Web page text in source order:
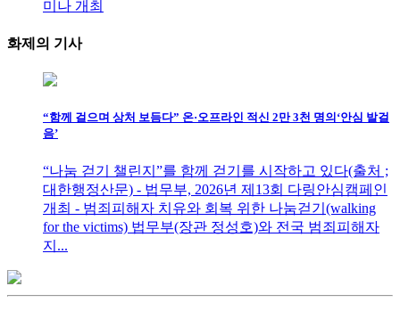
미나 개최
화제의 기사
“함께 걸으며 상처 보듬다” 온·오프라인 적신 2만 3천 명의‘안심 발걸
음’
“나눔 걷기 챌린지”를 함께 걷기를 시작하고 있다(출처 ;
대한행정산문) - 법무부, 2026년 제13회 다링안심캠페인
개최 - 범죄피해자 치유와 회복 위한 나눔걷기(walking
for the victims) 법무부(장관 정성호)와 전국 범죄피해자
지...